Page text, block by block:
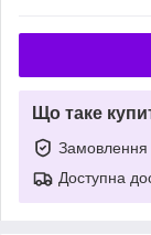
Що таке
Замовлення
Доступна